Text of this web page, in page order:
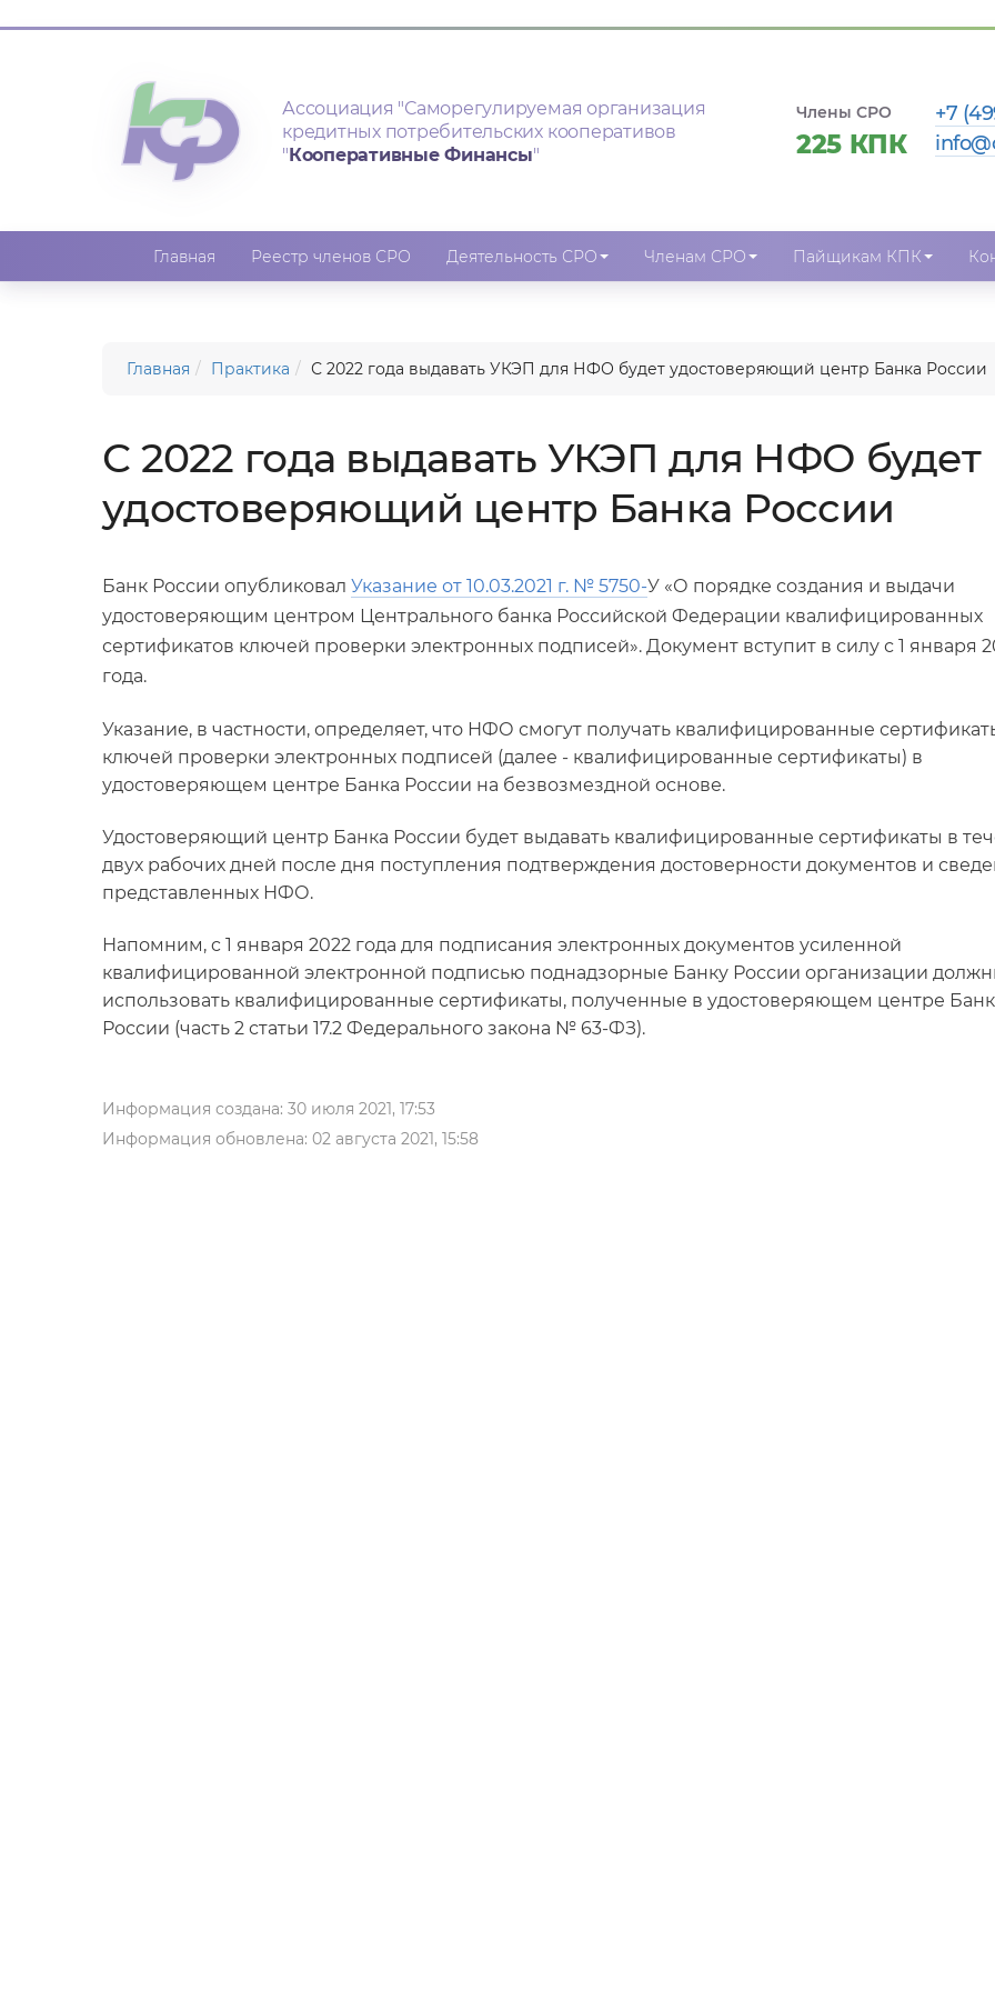
Ассоциация "Саморегулируемая организация
кредитных потребительских кооперативов
"Кооперативные Финансы"
Члены СРО
225 КПК
+7
Главная Реестр членов СРО Деятельность СРО Членам СРО Пайщикам КПК
Главная Практика С 2022 года выдавать УКЭП для НФО будет удостоверяющий центр Банка России
С 2022 года выдавать УКЭП для НФО будет
удостоверяющий центр Банка России
Банк России опубликовал Указание от 10.03.2021 г. № 5750-У «О порядке создания и выдачи
удостоверяющим центром Центрального банка Российской Федерации квалифицированных
сертификатов ключей проверки электронных подписей». Документ вступит в силу с 1 января
года.
Указание, в частности, определяет, что НФО смогут получать квалифицированные
ключей проверки электронных подписей (далее - квалифицированные сертификаты) в
удостоверяющем центре Банка России на безвозмездной основе.
Удостоверяющий центр Банка России будет выдавать квалифицированные сертификаты в
двух рабочих дней после дня поступления подтверждения достоверности документов и
представленных НФО.
Напомним, c 1 января 2022 года для подписания электронных документов усиленной
квалифицированной электронной подписью поднадзорные Банку России организации
использовать квалифицированные сертификаты, полученные в удостоверяющем центре
России (часть 2 статьи 17.2 Федерального закона № 63-ФЗ).
Информация создана: 30 июля 2021, 17:53
Информация обновлена: 02 августа 2021, 15:58